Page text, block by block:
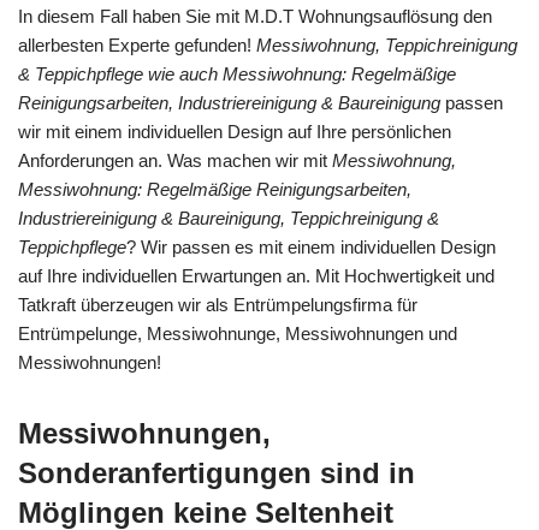
In diesem Fall haben Sie mit M.D.T Wohnungsauflösung den
allerbesten Experte gefunden! Messiwohnung, Teppichreinigung
& Teppichpflege wie auch Messiwohnung: Regelmäßige
Reinigungsarbeiten, Industriereinigung & Baureinigung passen
wir mit einem individuellen Design auf Ihre persönlichen
Anforderungen an. Was machen wir mit Messiwohnung,
Messiwohnung: Regelmäßige Reinigungsarbeiten,
Industriereinigung & Baureinigung, Teppichreinigung &
Teppichpflege? Wir passen es mit einem individuellen Design
auf Ihre individuellen Erwartungen an. Mit Hochwertigkeit und
Tatkraft überzeugen wir als Entrümpelungsfirma für
Entrümpelunge, Messiwohnunge, Messiwohnungen und
Messiwohnungen!
Messiwohnungen,
Sonderanfertigungen sind in
Möglingen keine Seltenheit